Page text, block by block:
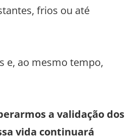
frios ou até
e, ao mesmo tempo,
a validação dos
vida continuará